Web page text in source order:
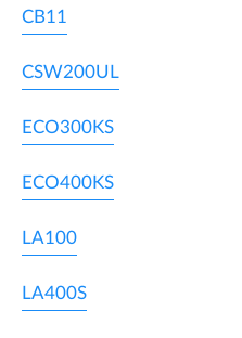
CB11
CSW200UL
ECO300KS
ECO400KS
LA100
LA400S